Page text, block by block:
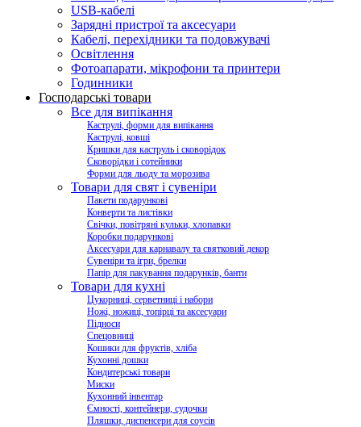
USB-кабелі
Зарядні пристрої та аксесуари
Кабелі, перехідники та подовжувачі
Освітлення
Фотоапарати, мікрофони та принтери
Годинники
Господарські товари
Все для випікання
Каструлі, форми для випікання
Каструлі, ковші
Кришки для каструль і сковорідок
Сковорідки і сотейники
Форми для льоду та морозива
Товари для свят і сувеніри
Пакети подарункові
Конверти та листівки
Свічки, повітряні кульки, хлопавки
Коробки подарункові
Аксесуари для карнавалу та святковий декор
Сувеніри та ігри, брелки
Папір для пакування подарунків, банти
Товари для кухні
Цукорниці, серветниці і набори
Ножі, ножиці, топірці та аксесуари
Підноси
Спецовниці
Кошики для фруктів, хліба
Кухонні дошки
Кондитерські товари
Миски
Кухонний інвентар
Ємності, контейнери, судочки
Пляшки, диспенсери для соусів